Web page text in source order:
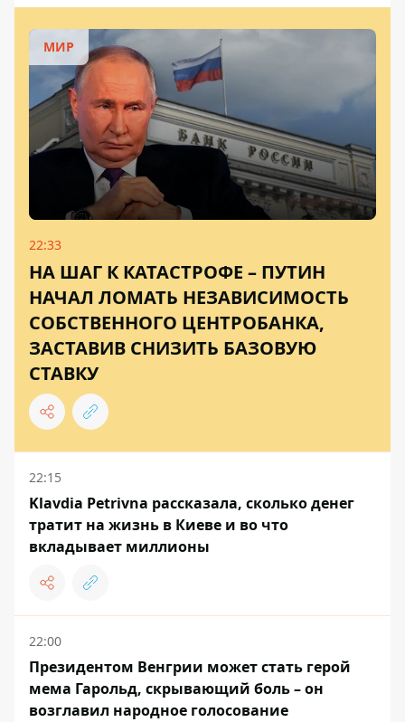
МИР
22:33
НА ШАГ К КАТАСТРОФЕ – ПУТИН
НАЧАЛ ЛОМАТЬ НЕЗАВИСИМОСТЬ
СОБСТВЕННОГО ЦЕНТРОБАНКА,
ЗАСТАВИВ СНИЗИТЬ БАЗОВУЮ
СТАВКУ
22:15
Klavdia Petrivna рассказала, сколько денег
тратит на жизнь в Киеве и во что
вкладывает миллионы
22:00
Президентом Венгрии может стать герой
мема Гарольд, скрывающий боль – он
возглавил народное голосование